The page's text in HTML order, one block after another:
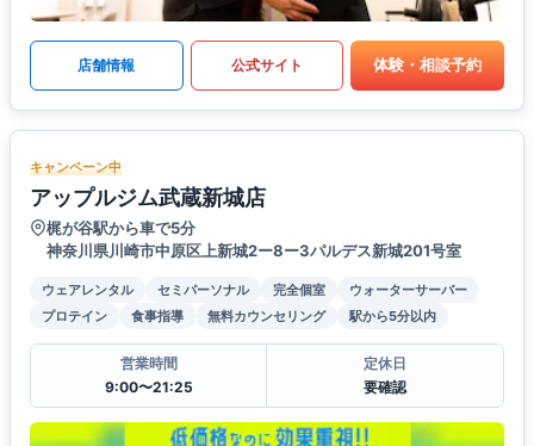
店舗情報 公式サイト 体験・相談予約
キャンペーン中
アップルジム武蔵新城店
梶が谷駅から車で5分
神奈川県川崎市中原区上新城2ー8ー3パルデス新城201号室
ウェアレンタル セミパーソナル 完全個室
ウォーターサーバー
プロテイン
食事指導 無料カウンセリング 駅から5分以内
営業時間
9:00〜21:25
定休日
要確認